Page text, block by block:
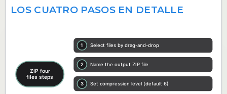
LOS CUATRO PASOS EN DETALLE